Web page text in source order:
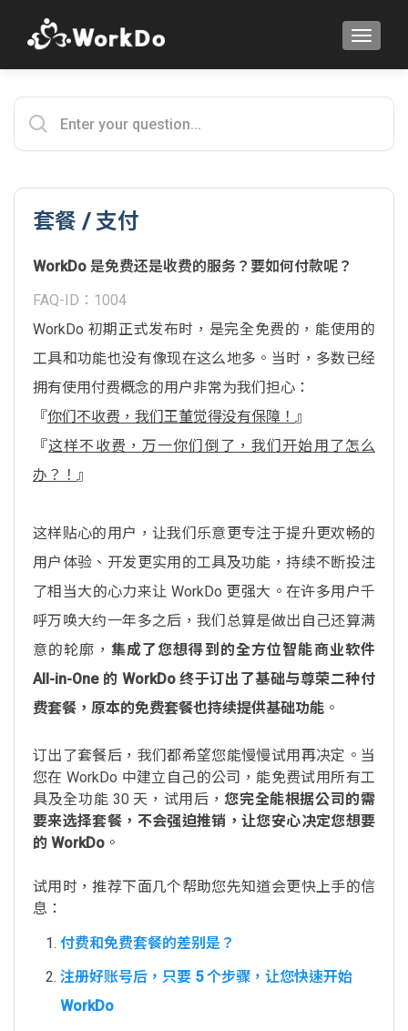
套餐 / 支付
WorkDo 是免费还是收费的服务？要如何付款呢？
FAQ-ID：1004
WorkDo 初期正式发布时，是完全免费的，能使用的
工具和功能也没有像现在这么地多。当时，多数已经
拥有使用付费概念的用户非常为我们担心：
『你们不收费，我们王董觉得没有保障！ 』
『这样不收费，万一你们倒了，我们开始用了怎么
办？！ 』
这样贴心的用户，让我们乐意更专注于提升更欢畅的
用户体验、开发更实用的工具及功能，持续不断投注
了相当大的心力来让 WorkDo 更强大。在许多用户千
呼万唤大约一年多之后，我们总算是做出自己还算满
意的轮廓， 集成了您想得到的全方位智能商业软件
All-in-One 的 WorkDo 终于订出了基础与尊荣二种付
费套餐，原本的免费套餐也持续提供基础功能 。
订出了套餐后，我们都希望您能慢慢试用再决定。当
您在 WorkDo 中建立自己的公司，能免费试用所有工
具及全功能 30 天，试用后， 您完全能根据公司的需
要来选择套餐，不会强迫推销，让您安心决定您想要
的 WorkDo 。
试用时，推荐下面几个帮助您先知道会更快上手的信
息：
付费和免费套餐的差别是？
注册好账号后，只要 5 个步骤，让您快速开始
WorkDo